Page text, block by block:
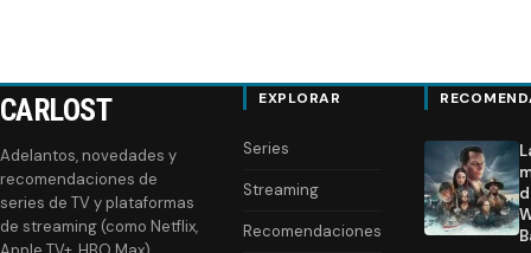
CARLOST
Adelantos, novedades y
recomendaciones de
series de TV y plataformas
de streaming (como Netflix,
EXPLORAR
Series
Streaming
Recomendaciones